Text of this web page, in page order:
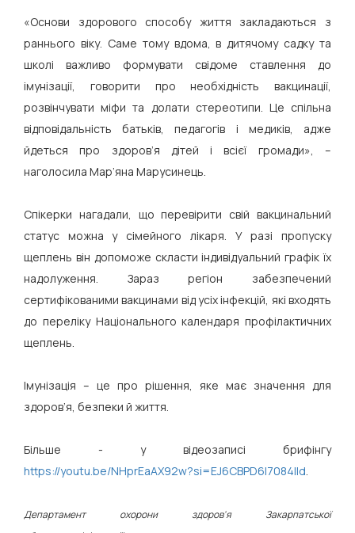
«Основи здорового способу життя закладаються з
раннього віку. Саме тому вдома, в дитячому садку та
школі важливо формувати свідоме ставлення до
імунізації, говорити про необхідність вакцинації,
розвінчувати міфи та долати стереотипи. Це спільна
відповідальність батьків, педагогів і медиків, адже
йдеться про здоров’я дітей і всієї громади», –
наголосила Мар’яна Марусинець.
Спікерки нагадали, що перевірити свій вакцинальний
статус можна у сімейного лікаря. У разі пропуску
щеплень він допоможе скласти індивідуальний графік їх
надолуження. Зараз регіон забезпечений
сертифікованими вакцинами від усіх інфекцій, які входять
до переліку Національного календаря профілактичних
щеплень.
Імунізація – це про рішення, яке має значення для
здоров’я, безпеки й життя.
Більше - у відеозаписі брифінгу
https://youtu.be/NHprEaAX92w?si=EJ6CBPD6l7084IId.
Департамент охорони здоров'я Закарпатської